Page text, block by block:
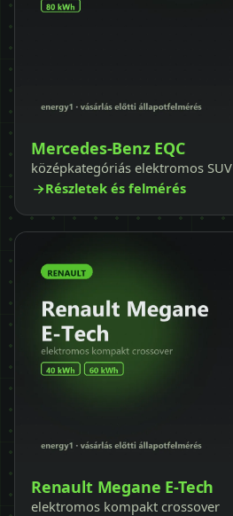
Mercedes-Benz EQC
középkategóriás elektromos SUV
Részletek és felmérés
Renault Megane E-Tech
elektromos kompakt crossover